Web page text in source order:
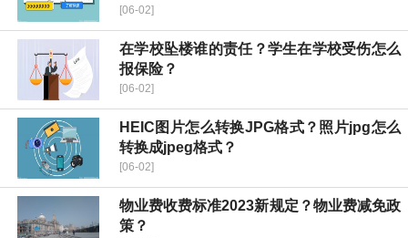
[06-02]
在学校坠楼谁的责任？学生在学校受伤怎么
报保险？
[06-02]
HEIC图片怎么转换JPG格式？照片jpg怎么
转换成jpeg格式？
[06-02]
物业费收费标准2023新规定？物业费减免政
策？